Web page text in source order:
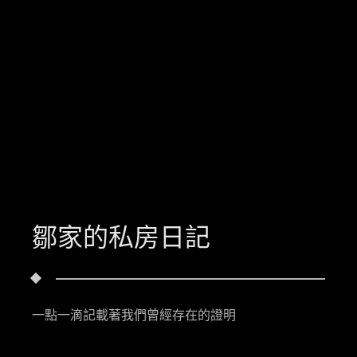
鄒家的私房日記
一點一滴記載著我們曾經存在的證明